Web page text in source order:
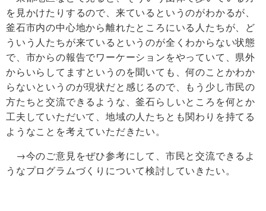
を見かけたりするので、来ているというのがわかるが、
釜石市内の中心地から離れたところにいる人たちが、ど
ういう人たちが来ているというのが全くわからない状態
で、市からの報告でワーケーションをやっていて、県外
からいらしてますというのを聞いても、何のことかわか
らないというのが現状だと感じるので、もう少し市民の
方たちと交流できるような、釜石らしいところを何とか
工夫していただいて、地域の人たちとも関わりを持てる
ようなことを考えていただきたい。
→今のご意見をぜひ参考にして、市民と交流できるよ
うなプログラムづくりについて検討していきたい。